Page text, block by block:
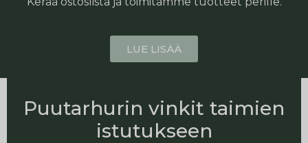
LUE LISÄÄ
Puutarhurin vinkit taimien
istutukseen